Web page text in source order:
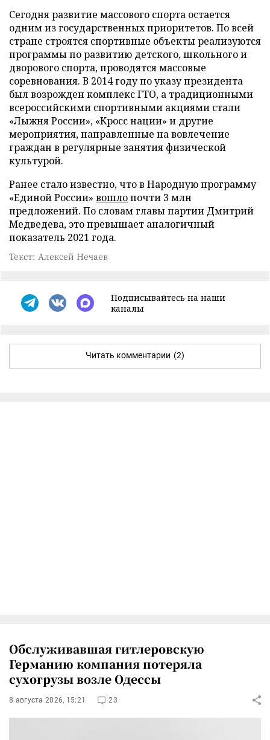
Сегодня развитие массового спорта остается
одним из государственных приоритетов. По всей
стране строятся спортивные объекты реализуются
программы по развитию детского, школьного и
дворового спорта, проводятся массовые
соревнования. В 2014 году по указу президента
был возрожден комплекс ГТО, а традиционными
всероссийскими спортивными акциями стали
«Лыжня России», «Кросс нации» и другие
мероприятия, направленные на вовлечение
граждан в регулярные занятия физической
культурой.
Ранее стало известно, что в Народную программу
«Единой России» вошлопочти 3 млн
предложений. По словам главы партии Дмитрий
Медведева, это превышает аналогичный
показатель 2021 года.
Текст: Алексей Нечаев
Подписывайтесь на наши
каналы
Читать комментарии (2)
Обслуживавшая гитлеровскую
Германию компания потеряла
сухогрузы возле Одессы
8 августа 2026, 15:21 23